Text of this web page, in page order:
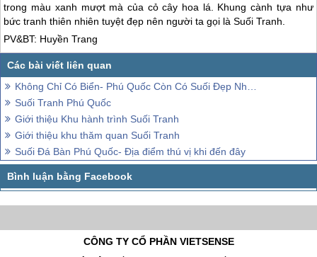
trong màu xanh mượt mà của cỏ cây hoa lá. Khung cành tựa như
bức tranh thiên nhiên tuyệt đẹp nên người ta gọi là Suối Tranh.
PV&BT: Huyền Trang
Không Chỉ Có Biển- Phú Quốc Còn Có Suối Đẹp Như Tranh Vẽ
Suối Tranh Phú Quốc
Giới thiệu Khu hành trình Suối Tranh
Giới thiệu khu thăm quan Suối Tranh
Suối Đá Bàn Phú Quốc- Địa điểm thú vị khi đến đây
CÔNG TY CỔ PHẦN VIETSENSE